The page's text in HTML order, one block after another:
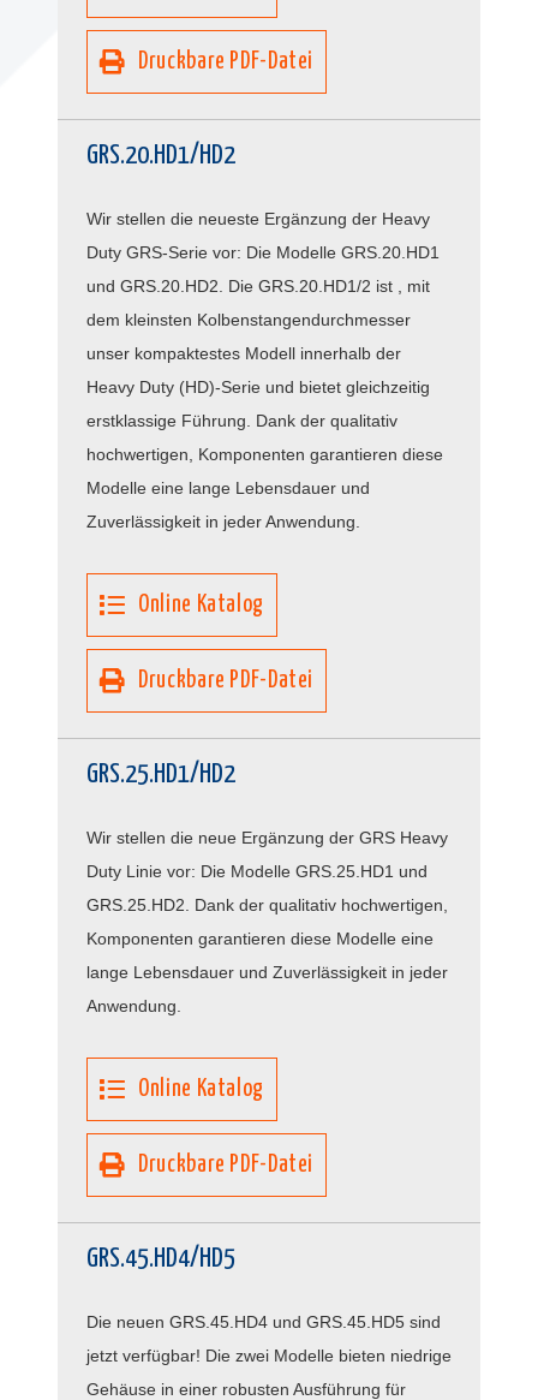
Druckbare PDF-Datei
GRS.20.HD1/HD2
Wir stellen die neueste Ergänzung der Heavy
Duty GRS-Serie vor: Die Modelle GRS.20.HD1
und GRS.20.HD2. Die GRS.20.HD1/2 ist , mit
dem kleinsten Kolbenstangendurchmesser
unser kompaktestes Modell innerhalb der
Heavy Duty (HD)-Serie und bietet gleichzeitig
erstklassige Führung. Dank der qualitativ
hochwertigen, Komponenten garantieren diese
Modelle eine lange Lebensdauer und
Zuverlässigkeit in jeder Anwendung.
Online Katalog
Druckbare PDF-Datei
GRS.25.HD1/HD2
Wir stellen die neue Ergänzung der GRS Heavy
Duty Linie vor: Die Modelle GRS.25.HD1 und
GRS.25.HD2. Dank der qualitativ hochwertigen,
Komponenten garantieren diese Modelle eine
lange Lebensdauer und Zuverlässigkeit in jeder
Anwendung.
Online Katalog
Druckbare PDF-Datei
GRS.45.HD4/HD5
Die neuen GRS.45.HD4 und GRS.45.HD5 sind
jetzt verfügbar! Die zwei Modelle bieten niedrige
Gehäuse in einer robusten Ausführung für